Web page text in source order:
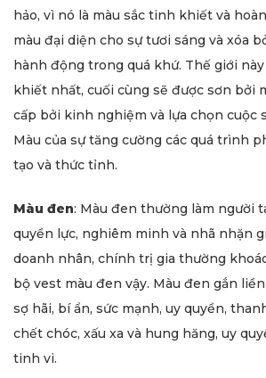
hảo, vì nó là màu sắc tinh khiết và
màu đại diện cho sự tươi sáng và xóa
hành động trong quá khứ. Thế giới
khiết nhất, cuối cùng sẽ được sơn bởi
cấp bởi kinh nghiệm và lựa chọn cuộc
Màu của sự tăng cường các quá trình
tạo và thức tỉnh.
Màu đen: Màu đen thường làm người
quyền lực, nghiêm minh và nhã nhặn
doanh nhân, chính trị gia thường
bộ vest màu đen vậy. Màu đen gắn
sợ hãi, bí ẩn, sức mạnh, uy quyền,
chết chóc, xấu xa và hung hăng, uy
tinh vi.